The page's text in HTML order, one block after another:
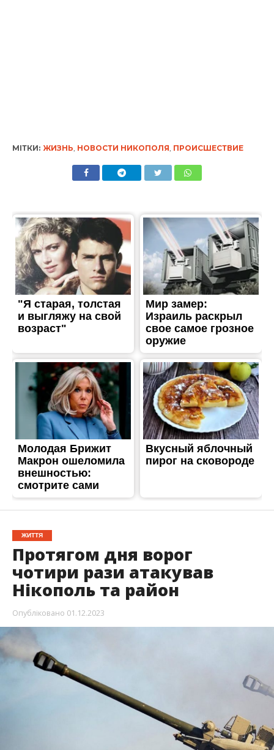
ЖИТТЯ
Протягом дня ворог
чотири рази атакував
Нікополь та район
Опубліковано01.12.2023
Ворог продовжує терор Нікопольщини.
Потягом дня
по Нікополю та селам Марганецької громади.
Про це повідомляє Інформатор посилаючись на
олови ДОР Миколи Лукашука